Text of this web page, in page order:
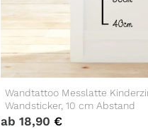
Wandtattoo Messlatte
Wandsticker, 10 cm Abstand
ab 18,90 €